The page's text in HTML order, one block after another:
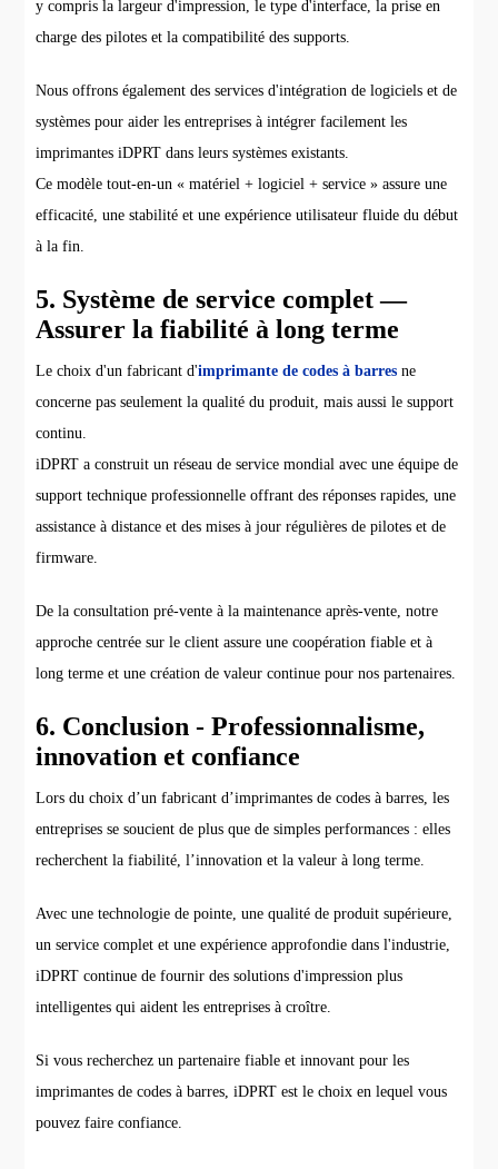
y compris la largeur d'impression, le type d'interface, la prise en
charge des pilotes et la compatibilité des supports.
Nous offrons également des services d'intégration de logiciels et de
systèmes pour aider les entreprises à intégrer facilement les
imprimantes iDPRT dans leurs systèmes existants.
Ce modèle tout-en-un « matériel + logiciel + service » assure une
efficacité, une stabilité et une expérience utilisateur fluide du début
à la fin.
5. Système de service complet —
Assurer la fiabilité à long terme
Le choix d'un fabricant d'imprimante de codes à barres ne
concerne pas seulement la qualité du produit, mais aussi le support
continu.
iDPRT a construit un réseau de service mondial avec une équipe de
support technique professionnelle offrant des réponses rapides, une
assistance à distance et des mises à jour régulières de pilotes et de
firmware.
De la consultation pré-vente à la maintenance après-vente, notre
approche centrée sur le client assure une coopération fiable et à
long terme et une création de valeur continue pour nos partenaires.
6. Conclusion - Professionnalisme,
innovation et confiance
Lors du choix d’un fabricant d’imprimantes de codes à barres, les
entreprises se soucient de plus que de simples performances : elles
recherchent la fiabilité, l’innovation et la valeur à long terme.
Avec une technologie de pointe, une qualité de produit supérieure,
un service complet et une expérience approfondie dans l'industrie,
iDPRT continue de fournir des solutions d'impression plus
intelligentes qui aident les entreprises à croître.
Si vous recherchez un partenaire fiable et innovant pour les
imprimantes de codes à barres, iDPRT est le choix en lequel vous
pouvez faire confiance.